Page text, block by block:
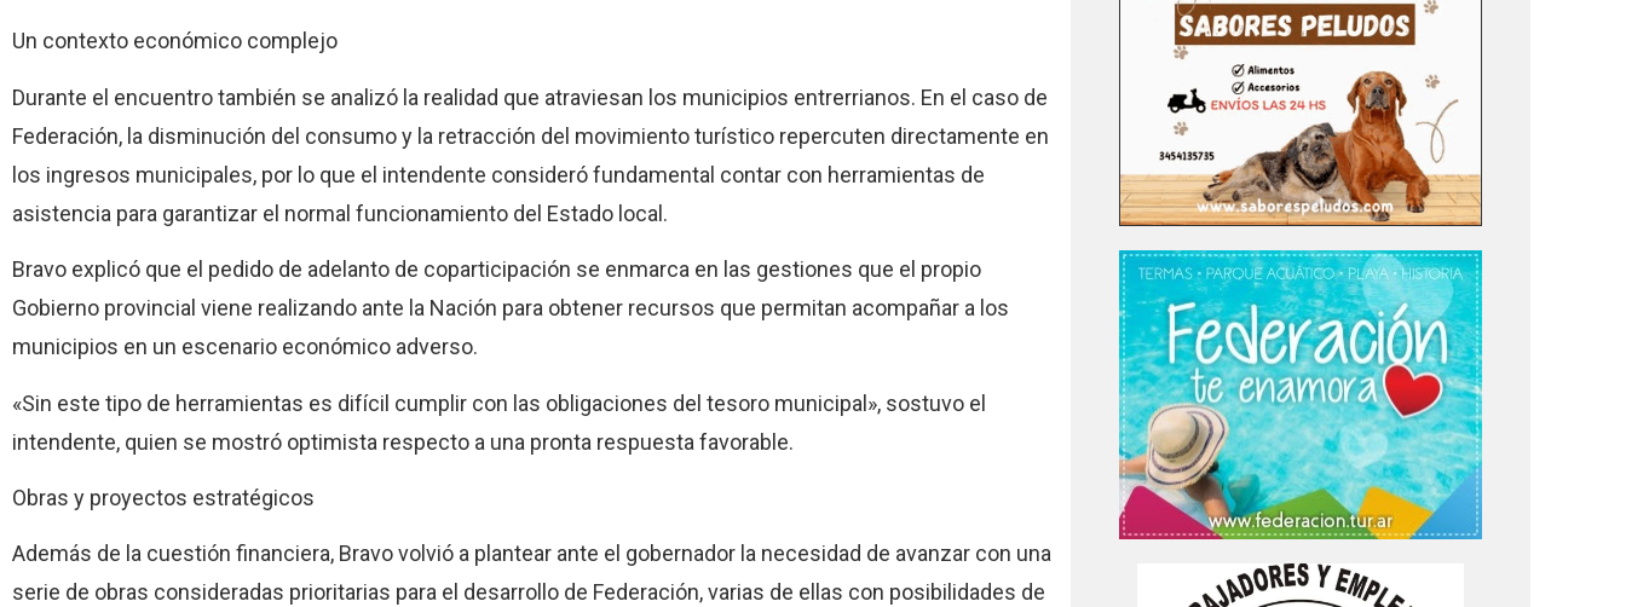
Un contexto económico complejo
Durante el encuentro también se analizó la realidad que atraviesan los municipios entrerrianos. En el caso de
Federación, la disminución del consumo y la retracción del movimiento turístico repercuten directamente en
los ingresos municipales, por lo que el intendente consideró fundamental contar con herramientas de
asistencia para garantizar el normal funcionamiento del Estado local.
Bravo explicó que el pedido de adelanto de coparticipación se enmarca en las gestiones que el propio
Gobierno provincial viene realizando ante la Nación para obtener recursos que permitan acompañar a los
municipios en un escenario económico adverso.
«Sin este tipo de herramientas es difícil cumplir con las obligaciones del tesoro municipal», sostuvo el
intendente, quien se mostró optimista respecto a una pronta respuesta favorable.
Obras y proyectos estratégicos
Además de la cuestión financiera, Bravo volvió a plantear ante el gobernador la necesidad de avanzar con una
serie de obras consideradas prioritarias para el desarrollo de Federación, varias de ellas con posibilidades de